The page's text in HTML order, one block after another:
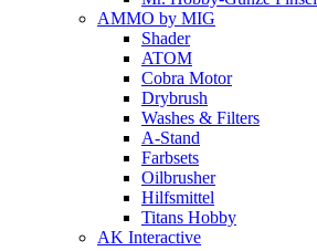
AMMO by MIG
Shader
ATOM
Cobra Motor
Drybrush
Washes & Filters
A-Stand
Farbsets
Oilbrusher
Hilfsmittel
Titans Hobby
AK Interactive